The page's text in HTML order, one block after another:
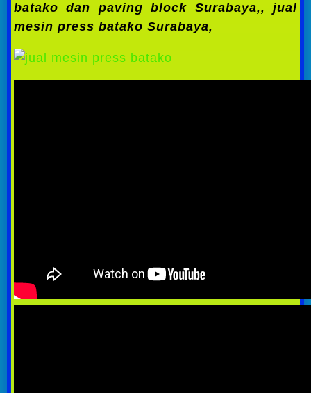
batako dan paving block Surabaya,, jual
mesin press batako Surabaya,